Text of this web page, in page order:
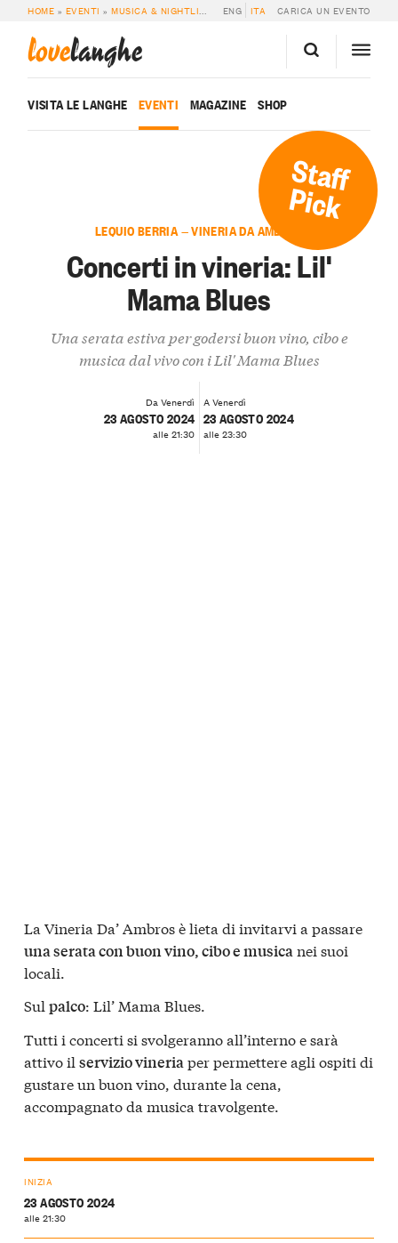
HOME » EVENTI »MUSICA & NIGHTLIFE CONCERTI IN VINERIA: LIL’ MAMA
ENG ITA CARICA UN EVENTO
lovelanghe
VISITA LE LANGHE EVENTI MAGAZINE SHOP
Staff
Pick
LEQUIO BERRIA — VINERIA DA AMBROS
Concerti in vineria: Lil'
Mama Blues
Una serata estiva per godersi buon vino, cibo e
musica dal vivo con i Lil' Mama Blues
Da Venerdì
23 AGOSTO 2024
alle 21:30
A Venerdì
23 AGOSTO 2024
alle 23:30
La Vineria Da’ Ambros è lieta di invitarvi a passare
una serata con buon vino, cibo e musicanei suoi
locali.
Sul palco: Lil’ Mama Blues.
Tutti i concerti si svolgeranno all’interno e sarà
attivo il servizio vineriaper permettere agli ospiti di
gustare un buon vino, durante la cena,
accompagnato da musica travolgente.
INIZIA
23 AGOSTO 2024
alle 21:30